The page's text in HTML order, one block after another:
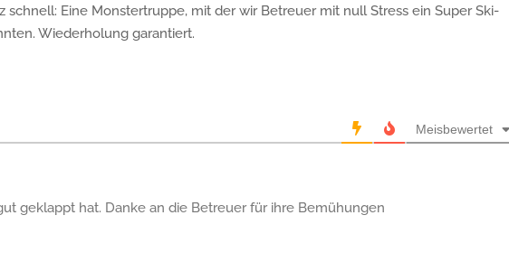
schnell: Eine Monstertruppe, mit der wir Betreuer mit null Stress ein Super Ski-
Wiederholung garantiert.
Meisbewertet
geklappt hat. Danke an die Betreuer für ihre Bemühungen